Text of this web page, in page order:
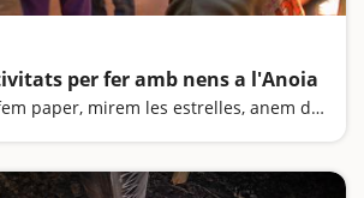
per fer amb nens a l'Anoia
Visitem castells, fem paper, mirem les estrelles, anem de botigues i fem una mica el pallasso a l'Anoia